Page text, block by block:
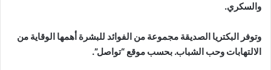
والسكري.
وتوفر البكتريا الصديقة مجموعة من الفوائد للبشرة أهمها الوقاية من
الالتهابات وحب الشباب. بحسب موقع “تواصل”.